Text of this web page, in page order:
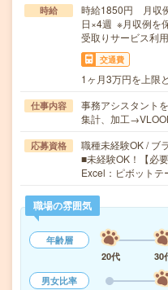
時給
時給1850円 月収
日×4週 ※月収例を
受取りサービス利
交通費
1ヶ月3万円を上限
仕事内容
事務アシスタント
集計、加工
応募資格
職種未経験OK / ブ
■未経験OK！【必
Excel：ピボッ
職場の雰囲気
年齢層
20代
30
男女比率